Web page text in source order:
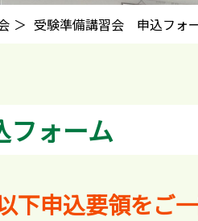
受験準備講習会 申込フォ
ォーム
申込要領をご一